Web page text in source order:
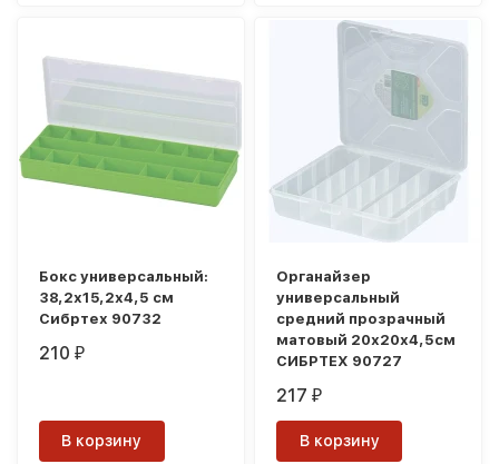
Бокс универсальный:
38,2х15,2х4,5 cм
Сибртех 90732
210₽
В корзину
Органайзер
универсальный
средний прозрачный
матовый 20х20х4,5см
СИБРТЕХ 90727
217₽
В корзину